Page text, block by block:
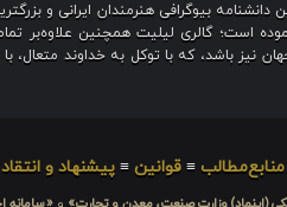
بیوگرافی هنرمندان ایرانی و
است؛ گالری لیلیت همچنین علاوه‌بر
نیز باشد، که با توکل به خداوند متعال،
منابع‌مطالب ≡قوانین ≡پیشنهاد و انتقاد